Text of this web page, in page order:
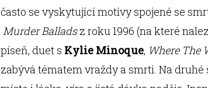
často se vyskytující motivy spojené se
Murder Balladsz roku 1996 (na které
píseň, duet s Kylie Minoque, Where The
zabývá tématem vraždy a smrti. Na